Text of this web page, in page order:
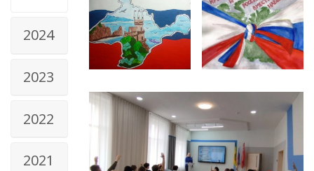
2024
2023
2022
2021